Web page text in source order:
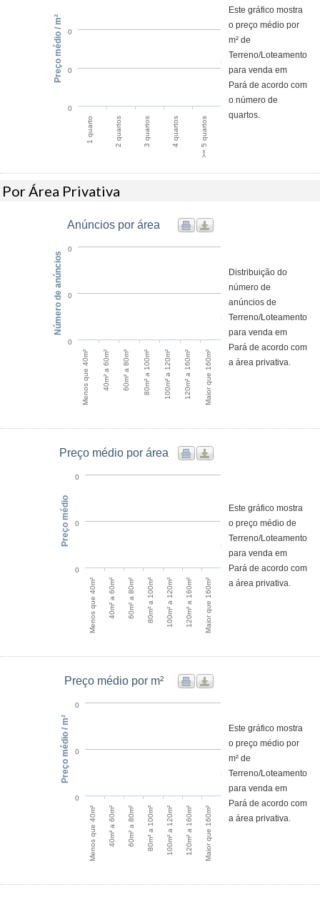
1 quarto 2 quartos 3 quartos 4 quartos >= 5 quartos
0
0
0
Preço médio / m²
Este gráfico mostra
o preço médio por
m² de
Terreno/Loteamento
para venda em
Pará de acordo com
o número de
quartos.
Por Área Privativa
Anúncios por área
Menos que 40m² 40m² a 60m² 60m² a 80m² 80m² a 100m² 100m² a 120m² 120m² a 160m² Maior que 160m²
0
0
0
Número de anúncios
Distribuição do
número de
anúncios de
Terreno/Loteamento
para venda em
Pará de acordo com
a área privativa.
Preço médio por área
Menos que 40m² 40m² a 60m² 60m² a 80m² 80m² a 100m² 100m² a 120m² 120m² a 160m² Maior que 160m²
0
0
0
Preço médio
Este gráfico mostra
o preço médio de
Terreno/Loteamento
para venda em
Pará de acordo com
a área privativa.
Preço médio por m²
Menos que 40m² 40m² a 60m² 60m² a 80m² 80m² a 100m² 100m² a 120m² 120m² a 160m² Maior que 160m²
0
0
0
Preço médio / m²
Este gráfico mostra
o preço médio por
m² de
Terreno/Loteamento
para venda em
Pará de acordo com
a área privativa.